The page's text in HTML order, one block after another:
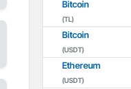
Bitcoin
(TL)
Bitcoin
(USDT)
Ethereum
(USDT)